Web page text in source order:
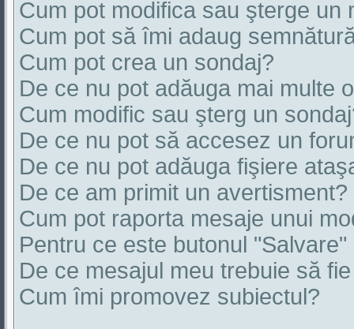
Cum pot modifica sau şterge un
Cum pot să îmi adaug
Cum pot crea un sondaj?
De ce nu pot adăuga mai multe
Cum modific sau şterg un
De ce nu pot să accesez un
De ce nu pot adăuga fişiere
De ce am primit un avertisment?
Cum pot raporta mesaje unui
Pentru ce este butonul
De ce mesajul meu trebuie să
Cum îmi promovez subiectul?